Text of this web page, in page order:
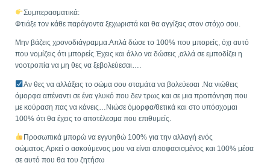
Συμπερασματικά:
Φτιάξε τον κάθε παράγοντα ξεχωριστά και θα αγγίξεις στον στόχο σου.
Μην βάζεις χρονοδιάγραμμα.Απλά δώσε το 100% που μπορείς, όχι αυτό
που νομίζεις ότι μπορείς.Έχεις και άλλο να δώσεις ,αλλά σε εμποδίζει η
νοοτροπία να μη θες να ξεβολεύεσαι….
Αν θες να αλλάξεις το σώμα σου σταμάτα να βολεύεσαι .Να νιώθεις
όμορφα απέναντι σε ένα γλυκό που δεν τρως και σε μια προπόνηση που
με κούραση πας να κάνεις…Νιώσε όμορφα/θετικά και στο υπόσχομαι
100% ότι θα έχεις το αποτέλεσμα που επιθυμείς.
Προσωπικά μπορώ να εγγυηθώ 100% για την αλλαγή ενός
σώματος.Αρκεί ο ασκούμενος μου να είναι αποφασισμένος και 100% μέσα
σε αυτό που θα του ζητήσω